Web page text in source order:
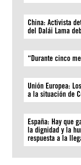
China: Activista
del Dalái Lama
“Durante cinco
Unión Europea:
a la situación de
España: Hay que
la dignidad y la
respuesta a la